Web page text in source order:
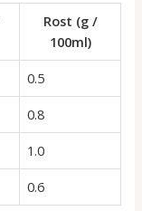
Rost (g /
100ml)
0.5
0.8
1.0
0.6